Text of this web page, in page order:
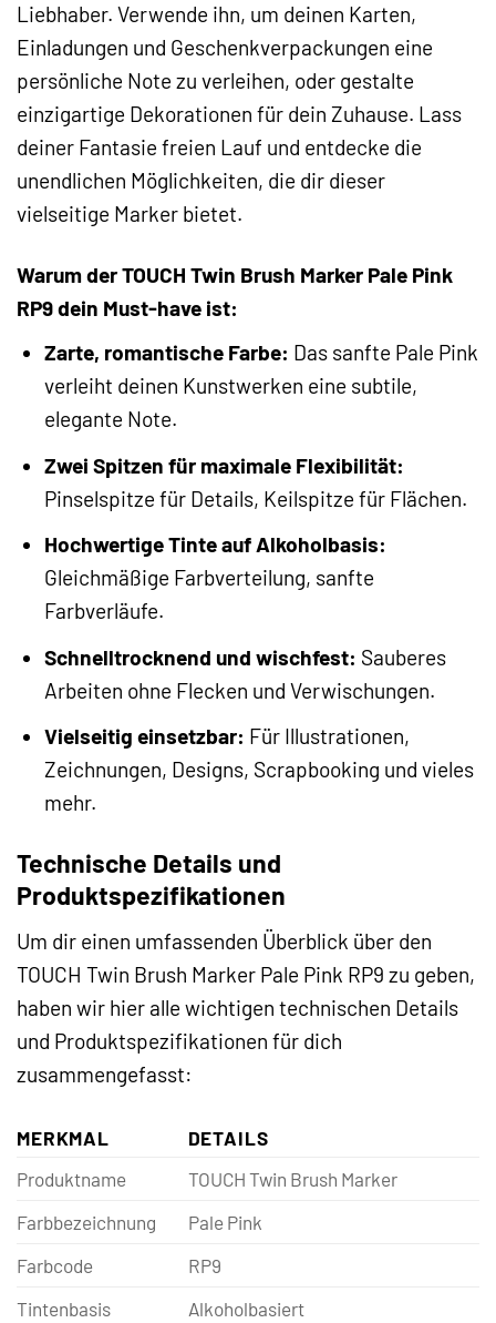
Liebhaber. Verwende ihn, um deinen Karten,
Einladungen und Geschenkverpackungen eine
persönliche Note zu verleihen, oder gestalte
einzigartige Dekorationen für dein Zuhause. Lass
deiner Fantasie freien Lauf und entdecke die
unendlichen Möglichkeiten, die dir dieser
vielseitige Marker bietet.
Warum der TOUCH Twin Brush Marker Pale Pink
RP9 dein Must-have ist:
Zarte, romantische Farbe: Das sanfte Pale Pink
verleiht deinen Kunstwerken eine subtile,
elegante Note.
Zwei Spitzen für maximale Flexibilität:
Pinselspitze für Details, Keilspitze für Flächen.
Hochwertige Tinte auf Alkoholbasis:
Gleichmäßige Farbverteilung, sanfte
Farbverläufe.
Schnelltrocknend und wischfest: Sauberes
Arbeiten ohne Flecken und Verwischungen.
Vielseitig einsetzbar: Für Illustrationen,
Zeichnungen, Designs, Scrapbooking und vieles
mehr.
Technische Details und
Produktspezifikationen
Um dir einen umfassenden Überblick über den
TOUCH Twin Brush Marker Pale Pink RP9 zu geben,
haben wir hier alle wichtigen technischen Details
und Produktspezifikationen für dich
zusammengefasst:
MERKMAL
DETAILS
Produktname
TOUCH Twin Brush Marker
Farbbezeichnung
Pale Pink
Farbcode
RP9
Tintenbasis
Alkoholbasiert